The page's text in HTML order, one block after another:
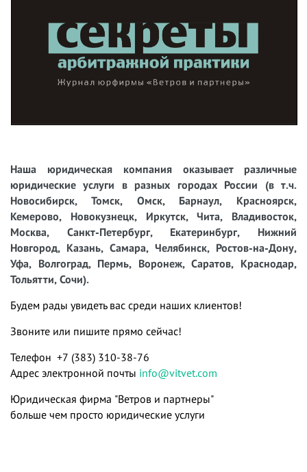
Наша юридическая компания оказывает различные
юридические услуги в разных городах России (в т.ч.
Новосибирск, Томск, Омск, Барнаул, Красноярск,
Кемерово, Новокузнецк, Иркутск, Чита, Владивосток,
Москва, Санкт-Петербург, Екатеринбург, Нижний
Новгород, Казань, Самара, Челябинск, Ростов-на-Дону,
Уфа, Волгоград, Пермь, Воронеж, Саратов, Краснодар,
Тольятти, Сочи).
Будем рады увидеть вас среди наших клиентов!
Звоните или пишите прямо сейчас!
Телефон +7 (383) 310-38-76
Адрес электронной почты info@vitvet.com
Юридическая фирма "Ветров и партнеры"
больше чем просто юридические услуги